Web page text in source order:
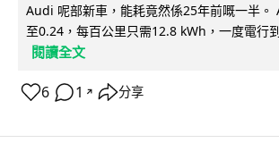
Audi 呢部新車，能耗竟然係25年前嘅一半
至0.24，每百公里只需12.8 kWh，一度電行
閱讀全文
6 1 ↗ 分享